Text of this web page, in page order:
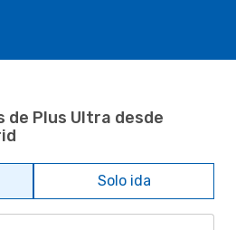
de Plus Ultra desde
Solo ida